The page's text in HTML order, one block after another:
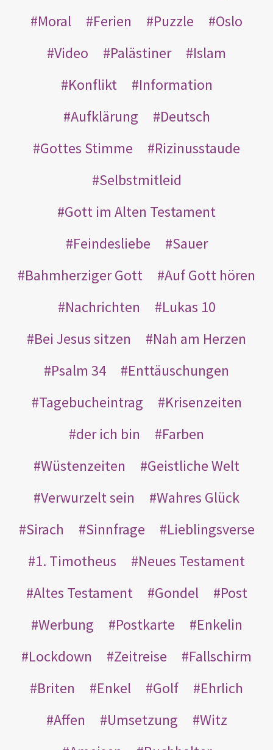
Moral
Ferien Puzzle
Oslo
Video
Palästiner
Islam
Konflikt
Information
Aufklärung
Deutsch
Gottes Stimme
Rizinusstaude
Selbstmitleid
Gott im Alten Testament
Feindesliebe
Sauer
Bahmherziger Gott
Auf Gott hören
Nachrichten
Lukas 10
Bei Jesus sitzen
Nah am Herzen
Psalm 34
Enttäuschungen
Tagebucheintrag
Krisenzeiten
der ich bin
Farben
Wüstenzeiten
Geistliche Welt
Verwurzelt sein
Wahres Glück
Sirach
Sinnfrage
Lieblingsverse
1. Timotheus
Neues Testament
Altes Testament
Gondel
Post
Werbung
Postkarte
Enkelin
Lockdown
Zeitreise
Fallschirm
Briten
Enkel Golf
Ehrlich
Affen
Umsetzung
Witz